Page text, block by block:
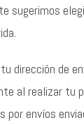
sugerimos
dirección de
al realizar tu
por envíos